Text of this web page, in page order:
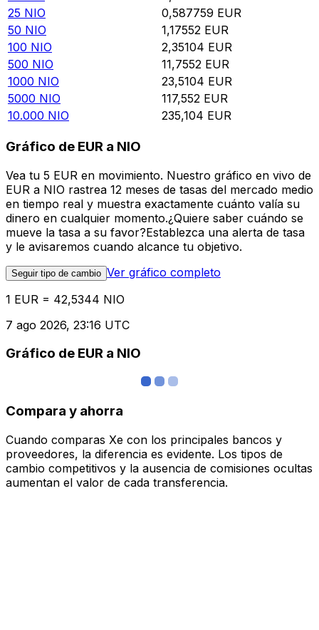
25 NIO 0,587759 EUR
50 NIO 1,17552 EUR
100 NIO 2,35104 EUR
500 NIO 11,7552 EUR
1000 NIO 23,5104 EUR
5000 NIO 117,552 EUR
10.000 NIO 235,104 EUR
Gráfico de EUR a NIO
Vea tu 5 EUR en movimiento. Nuestro gráfico en vivo de
EUR a NIO rastrea 12 meses de tasas del mercado medio
en tiempo real y muestra exactamente cuánto valía su
dinero en cualquier momento.¿Quiere saber cuándo se
mueve la tasa a su favor?Establezca una alerta de tasa
y le avisaremos cuando alcance tu objetivo.
Seguir tipo de cambio Ver gráfico completo
1 EUR = 42,5344 NIO
7 ago 2026, 23:16 UTC
Gráfico de EUR a NIO
Compara y ahorra
Cuando comparas Xe con los principales bancos y
proveedores, la diferencia es evidente. Los tipos de
cambio competitivos y la ausencia de comisiones ocultas
aumentan el valor de cada transferencia.